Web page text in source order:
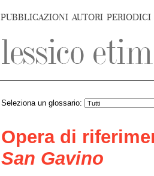
PUBBLICAZIONI AUTORI PERIODICI
Seleziona un glossario:
Opera di
San Gavino